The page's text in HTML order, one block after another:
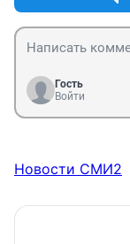
Гость
Войти
Новости СМИ2